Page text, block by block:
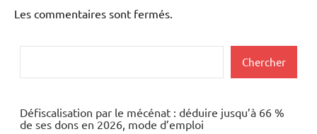
Les commentaires sont fermés.
Chercher
Défiscalisation par le mécénat : déduire jusqu’à 66 %
de ses dons en 2026, mode d’emploi